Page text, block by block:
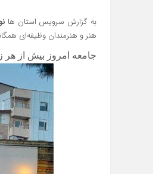
به گزارش سرویس استان ها
هنر و هنرمندان وظیفه‌ای
جامعه امروز بیش از هر